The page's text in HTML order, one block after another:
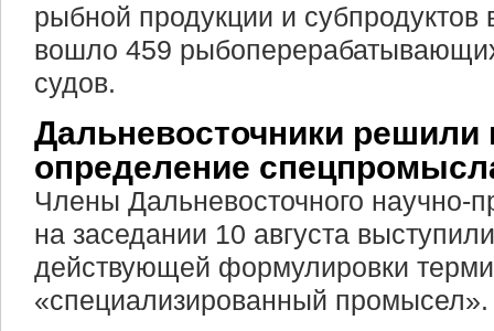
рыбной продукции и субпродуктов
вошло 459
судов.
Дальневосточники решили
определение
Члены Дальневосточного научно-
на заседании 10 августа
действующей формулировки
«специализированный промысел».